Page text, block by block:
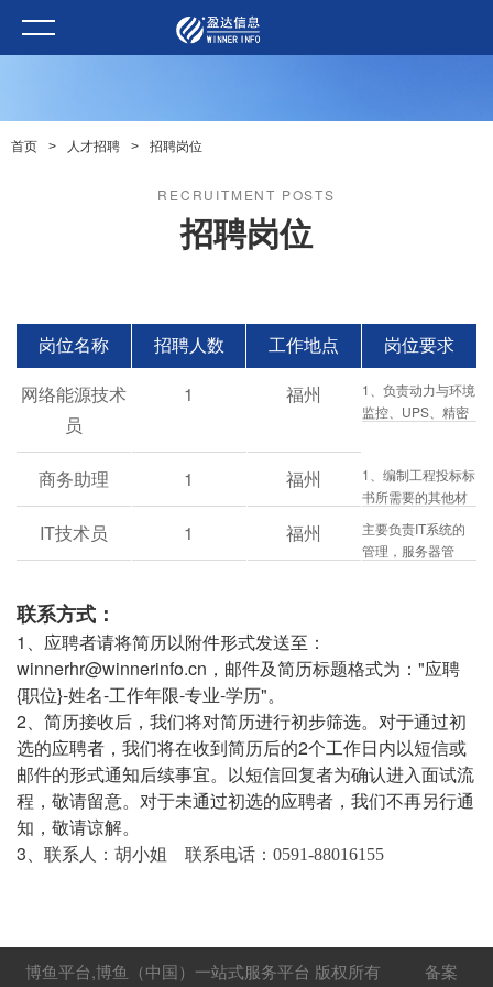
首页 > 人才招聘 > 招聘岗位
RECRUITMENT POSTS
招聘岗位
岗位名称 招聘人数 工作地点 岗位要求
网络能源技术
员
1 福州
1、负责动力与环境
监控、UPS、精密
责控制工程进度、
管控工程质量、组
织验收及客户培
训，对工程质量、
进度、成本负责；
商务助理 1 福州
1、编制工程投标标
书所需要的其他材
2、配合工程技术部
工程师日常工作；
5、VSCP(厂家)系
方案的配置报价。
IT技术员 1 福州
主要负责IT系统的
管理，服务器管
联系方式：
1、应聘者请将简历以附件形式发送至：
winnerhr@winnerinfo.cn，邮件及简历标题格式为："应聘
{职位}-姓名-工作年限-专业-学历"。
2、简历接收后，我们将对简历进行初步筛选。对于通过初
选的应聘者，我们将在收到简历后的2个工作日内以短信或
邮件的形式通知后续事宜。以短信回复者为确认进入面试流
程，敬请留意。对于未通过初选的应聘者，我们不再另行通
知，敬请谅解。
3、 联系人：胡小姐 联系电话：0591-88016155
博鱼平台,博鱼（中国）一站式服务平台 版权所有 备案